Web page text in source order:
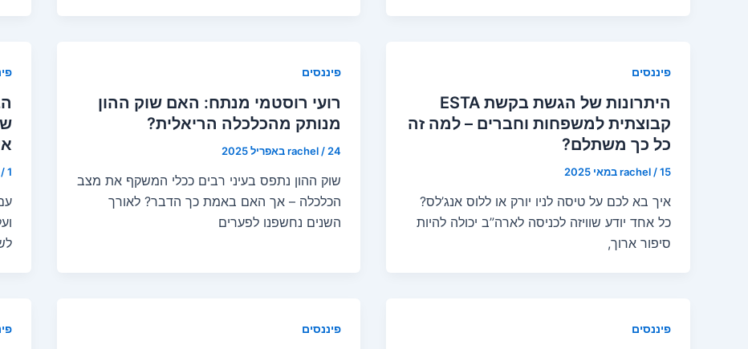
פיננסים
היתרונות של הגשת בקשת ESTA
קבוצתית למשפחות וחברים – למה זה
כל כך משתלם?
rachel /15 במאי 2025
איך בא לכם על טיסה לניו יורק או ללוס אנג’לס?
כל אחד יודע שוויזה לכניסה לארה”ב יכולה להיות
סיפור ארוך,
פיננסים
רועי רוסטמי מנתח: האם שוק ההון
מנותק מהכלכלה הריאלית?
rachel / 24 באפריל 2025
שוק ההון נתפס בעיני רבים ככלי המשקף את מצב
הכלכלה – אך האם באמת כך הדבר? לאורך
השנים נחשפנו לפערים
/1 באפריל 2025
פיננסים פיננסים